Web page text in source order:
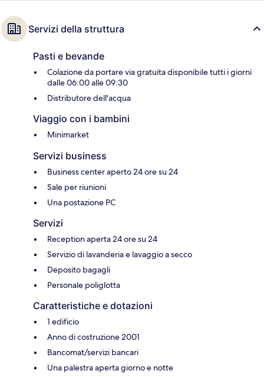
Servizi della struttura
Pasti e bevande
Colazione da portare via gratuita disponibile tutti i giorni
dalle 06:00 alle 09:30
Distributore dell'acqua
Viaggio con i bambini
Minimarket
Servizi business
Business center aperto 24 ore su 24
Sale per riunioni
Una postazione PC
Servizi
Reception aperta 24 ore su 24
Servizio di lavanderia e lavaggio a secco
Deposito bagagli
Personale poliglotta
Caratteristiche e dotazioni
1 edificio
Anno di costruzione 2001
Bancomat/servizi bancari
Una palestra aperta giorno e notte